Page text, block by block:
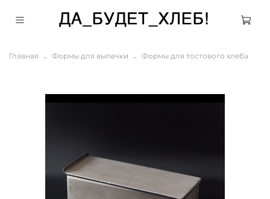
Главная Формы для выпечки Формы для тостового хлеба